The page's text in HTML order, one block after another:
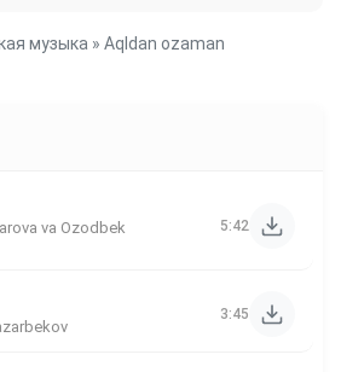
музыка » Aqldan ozaman
va Ozodbek
5:42
3:45